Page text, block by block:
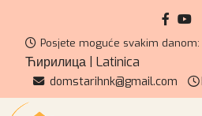
Posjete moguće svakim danom:
Ћирилица Latinica
domstarihnk@gmail.com